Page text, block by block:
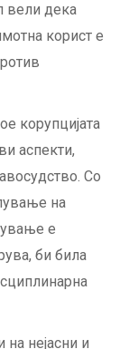
вели дека
корист е
корупцијата
аспекти,
Со
на
е
би била
нејасни и